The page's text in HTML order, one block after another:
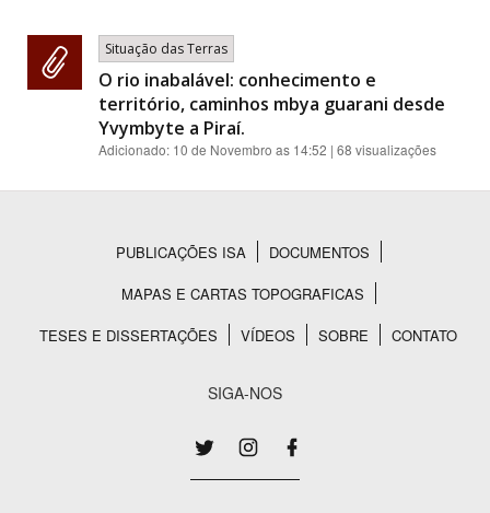
Situação das Terras
O rio inabalável: conhecimento e
território, caminhos mbya guarani desde
Yvymbyte a Piraí.
Adicionado: 10 de Novembro as 14:52 | 68 visualizações
Rodapé
PUBLICAÇÕES ISA
DOCUMENTOS
MAPAS E CARTAS TOPOGRAFICAS
TESES E DISSERTAÇÕES
VÍDEOS SOBRE CONTATO
SIGA-NOS